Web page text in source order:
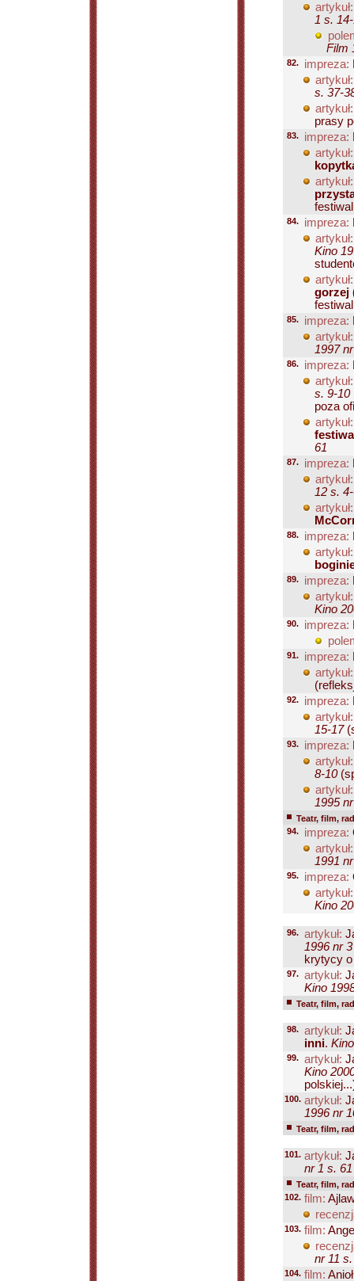
artykuł:
1 s.
Film
82. impreza:
artykuł:
s. 37-
artykuł:
prasy
83. impreza:
artykuł:
artykuł:
84. impreza:
artykuł:
Kino
artykuł:
gorzej
85. impreza:
artykuł:
1997
86. impreza:
artykuł:
s. 9-10
poza
artykuł:
61
87. impreza:
artykuł:
12 s.
artykuł:
88. impreza:
artykuł:
89. impreza:
artykuł:
Kino
90. impreza:
91. impreza:
artykuł:
92. impreza:
artykuł:
15-17
93. impreza:
artykuł:
8-10
artykuł:
1995
Teatr, film,
94.
impreza:
artykuł:
1991
95. impreza:
artykuł:
Kino
96. artykuł:
1996 nr
krytycy
97. artykuł:
Kino
Teatr, film,
98. artykuł:
inni.
99. artykuł:
Kino
100. artykuł:
1996 nr
Teatr, film,
101. artykuł:
nr 1 s. 61
Teatr, film,
102. film:
103. film:
nr 11
104. film: